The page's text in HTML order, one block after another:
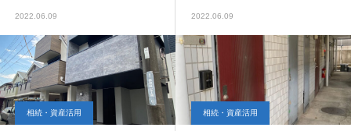
2022.06.09 2022.06.09
相続・資産活用 相続・資産活用